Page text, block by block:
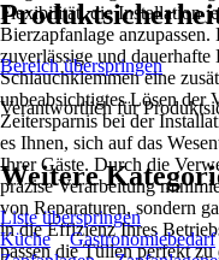
Flexibilität, die Installation
Bierzapfanlage
zuverlässige und
Schlauchklemmen eine
unbeabsichtigtes Lösen der
Zeitersparnis bei der
es Ihnen, sich auf das
Ihrer Gäste. Durch die
präzise Verarbeitung
von Reparaturen, sondern
in die Effizienz Ihres
passen die Tüllen perfekt
Bereich überspringen
Verantwortlich für
Weitere
Liste überspringen
Küche
Gastronomiebedarf